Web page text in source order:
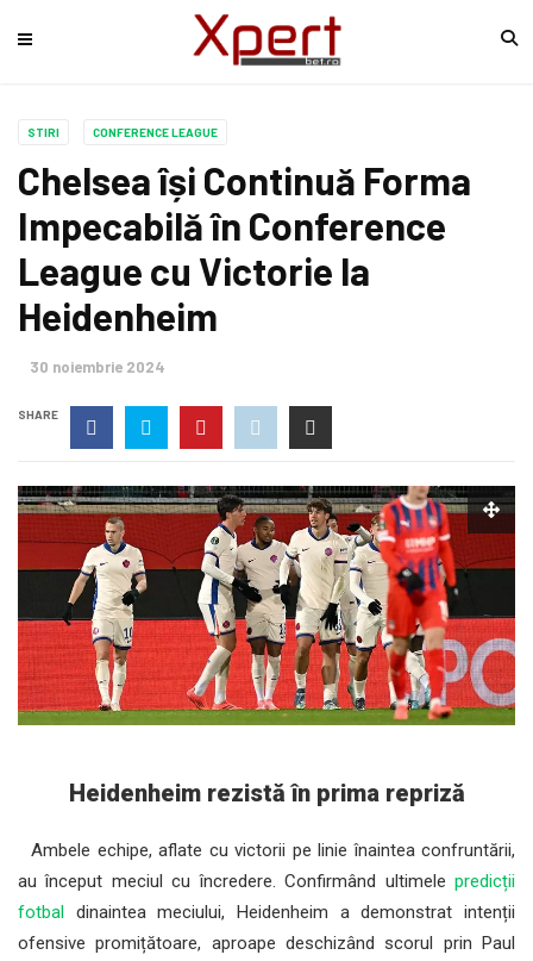
STIRI CONFERENCE LEAGUE
Chelsea își Continuă Forma
Impecabilă în Conference
League cu Victorie la
Heidenheim
30 noiembrie 2024
SHARE
Heidenheim rezistă în prima repriză
Ambele echipe, aflate cu victorii pe linie înaintea confruntării,
au început meciul cu încredere. Confirmând ultimele predicții
fotbal dinaintea meciului, Heidenheim a demonstrat intenții
ofensive promițătoare, aproape deschizând scorul prin Paul